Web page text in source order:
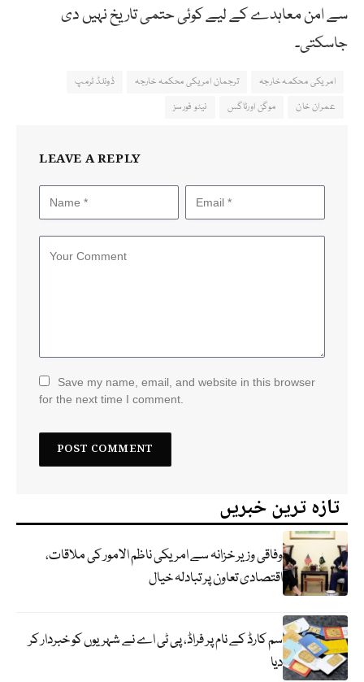
سے امن معاہدے کے لیے کوئی حتمی تاریخ نہیں دی
جاسکتی۔
امریکی محکمہ خارجہ ترجمان امریکی محکمہ خارجہ
ڈونلڈ ٹرمپ
عمران خان
موگن اورٹاگس نیٹو فورسز
LEAVE A REPLY
Save my name, email, and website in this browser
for the next time I comment.
تازہ ترین خبریں
وفاقی وزیر خزانہ سے امریکی ناظم الامور کی ملاقات،
اقتصادی تعاون پر تبادلہ خیال
سم کارڈ کے نام پر فراڈ، پی ٹی اے نے شہریوں کو خبردار کر
دیا